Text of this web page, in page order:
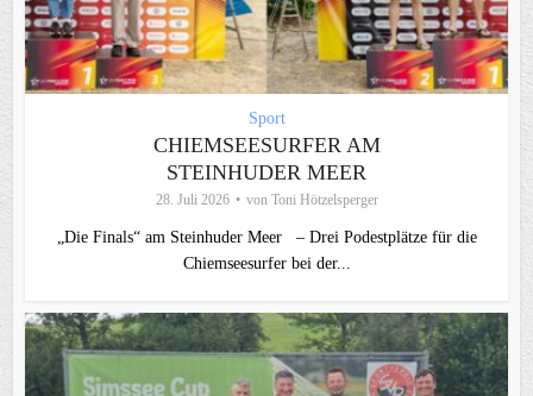
Sport
CHIEMSEESURFER AM
STEINHUDER MEER
28. Juli 2026 von Toni Hötzelsperger
„Die Finals“ am Steinhuder Meer – Drei Podestplätze für die
Chiemseesurfer bei der...